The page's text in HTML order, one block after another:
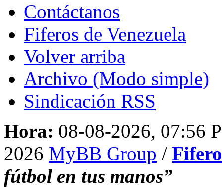
Contáctanos
Fiferos de Venezuela
Volver arriba
Archivo (Modo simple)
Sindicación RSS
Hora: 08-08-2026, 07:56
2026 MyBB Group /
fútbol en tus manos”